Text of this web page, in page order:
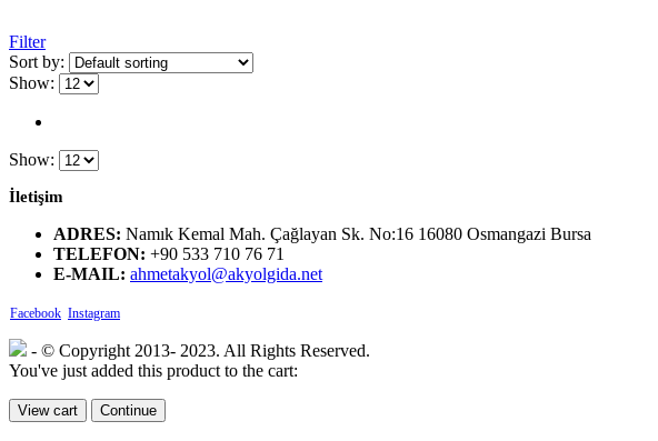
Filter
Sort by:
Show:
Show:
İletişim
ADRES: Namık Kemal Mah. Çağlayan Sk. No:16 16080 Osmangazi Bursa
TELEFON: +90 533 710 76 71
E-MAIL: ahmetakyol@akyolgida.net
Facebook Instagram
- © Copyright 2013- 2023. All Rights Reserved.
You've just added this product to the cart:
View cart Continue